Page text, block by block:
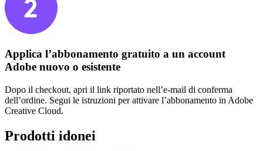
Applica l’abbonamento gratuito a un account
Adobe nuovo o esistente
Dopo il checkout, apri il link riportato nell’e-mail di conferma
dell’ordine. Segui le istruzioni per attivare l’abbonamento in Adobe
Creative Cloud.
Prodotti idonei